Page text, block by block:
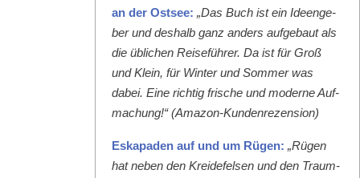
an der Ost­see: „Das Buch ist ein Ideenge­
ber und deshalb ganz anders aufge­baut als
die üblichen Reise­führer. Da ist für Groß
und Klein, für Win­ter und Som­mer was
dabei. Eine richtig frische und mod­erne Auf­
machung!“ (Ama­zon-Kun­den­rezen­sion)
Eska­paden auf und um Rügen: „Rügen
hat neben den Krei­de­felsen und den Traum­